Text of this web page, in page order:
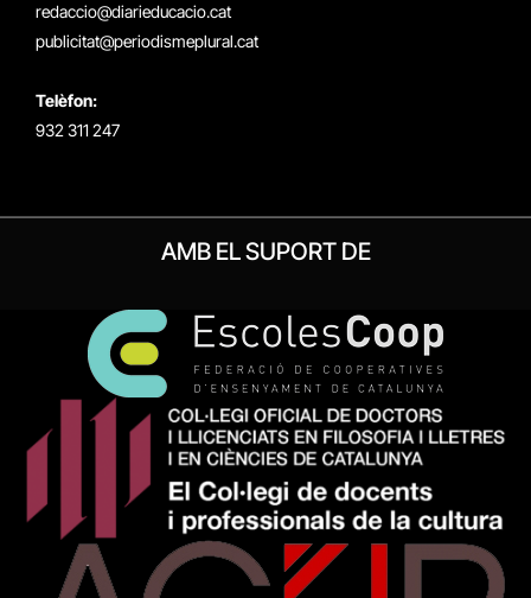
redaccio@diarieducacio.cat
publicitat@periodismeplural.cat
Telèfon:
932 311 247
AMB EL SUPORT DE